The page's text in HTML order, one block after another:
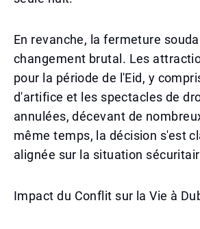
En revanche, la fermeture
changement brutal. Les
pour la période de l'Eid, y
d'artifice et les spectacles de
annulées, décevant de
même temps, la décision s'est
alignée sur la situation
Impact du Conflit sur la Vie à